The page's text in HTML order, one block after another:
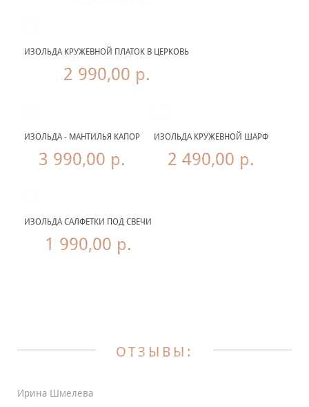
ИЗОЛЬДА КРУЖЕВНОЙ ПЛАТОК В ЦЕРКОВЬ
2 990,00 р.
ИЗОЛЬДА - МАНТИЛЬЯ КАПОР
3 990,00 р.
ИЗОЛЬДА КРУЖЕВНОЙ ШАРФ
2 490,00 р.
ИЗОЛЬДА САЛФЕТКИ ПОД СВЕЧИ
1 990,00 р.
ОТЗЫВЫ:
Ирина Шмелева